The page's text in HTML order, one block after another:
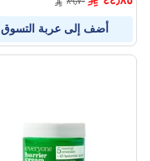
أضف إلى عربة التسوق